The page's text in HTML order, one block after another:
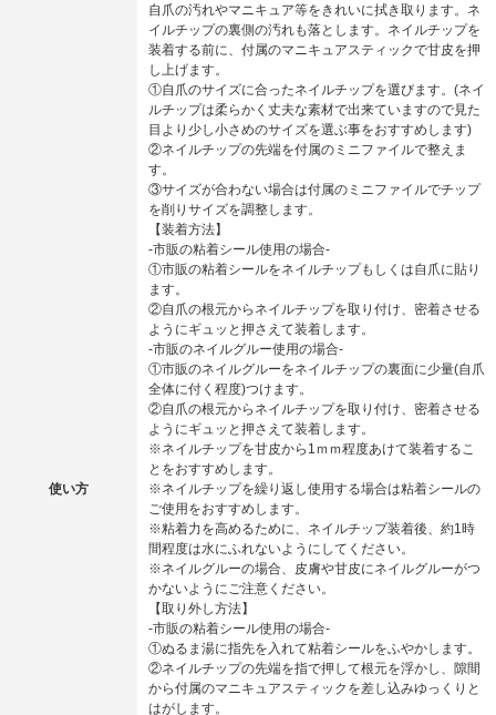
使い方
自爪の汚れやマニキュア等をきれいに拭き取ります。ネ
イルチップの裏側の汚れも落とします。ネイルチップを
装着する前に、付属のマニキュアスティックで甘皮を押
し上げます。
①自爪のサイズに合ったネイルチップを選びます。(ネイ
ルチップは柔らかく丈夫な素材で出来ていますので見た
目より少し小さめのサイズを選ぶ事をおすすめします)
②ネイルチップの先端を付属のミニファイルで整えま
す。
③サイズが合わない場合は付属のミニファイルでチップ
を削りサイズを調整します。
【装着方法】
‐市販の粘着シール使用の場合‐
①市販の粘着シールをネイルチップもしくは自爪に貼り
ます。
②自爪の根元からネイルチップを取り付け、密着させる
ようにギュッと押さえて装着します。
‐市販のネイルグルー使用の場合‐
①市販のネイルグルーをネイルチップの裏面に少量(自爪
全体に付く程度)つけます。
②自爪の根元からネイルチップを取り付け、密着させる
ようにギュッと押さえて装着します。
※ネイルチップを甘皮から1ｍｍ程度あけて装着するこ
とをおすすめします。
※ネイルチップを繰り返し使用する場合は粘着シールの
ご使用をおすすめします。
※粘着力を高めるために、ネイルチップ装着後、約1時
間程度は水にふれないようにしてください。
※ネイルグルーの場合、皮膚や甘皮にネイルグルーがつ
かないようにご注意ください。
【取り外し方法】
‐市販の粘着シール使用の場合‐
①ぬるま湯に指先を入れて粘着シールをふやかします。
②ネイルチップの先端を指で押して根元を浮かし、隙間
から付属のマニキュアスティックを差し込みゆっくりと
はがします。